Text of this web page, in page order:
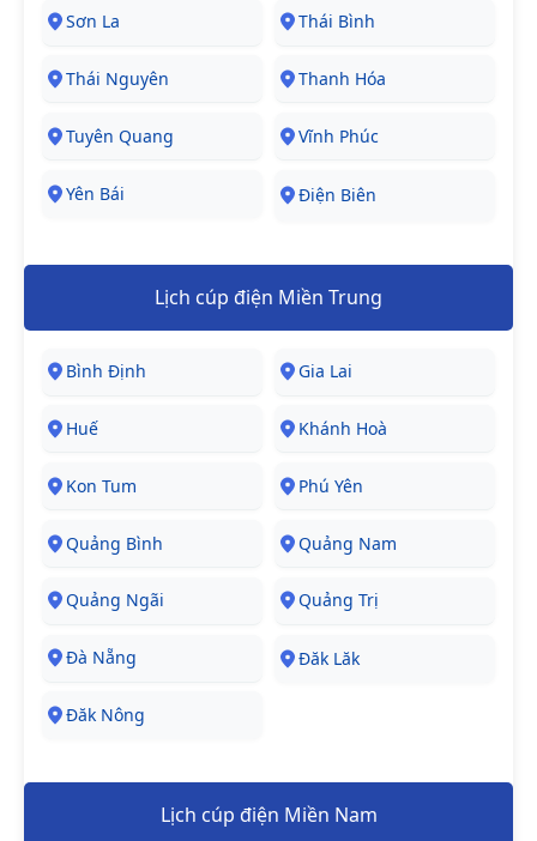
Sơn La Thái Bình
Thái Nguyên Thanh Hóa
Tuyên Quang Vĩnh Phúc
Yên Bái Điện Biên
Lịch cúp điện Miền Trung
Bình Định Gia Lai
Huế Khánh Hoà
Kon Tum Phú Yên
Quảng Bình Quảng Nam
Quảng Ngãi Quảng Trị
Đà Nẵng Đăk Lăk
Đăk Nông
Lịch cúp điện Miền Nam